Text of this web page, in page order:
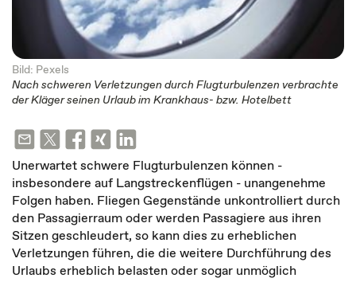
Bild: Pexels
Nach schweren Verletzungen durch Flugturbulenzen verbrachte
der Kläger seinen Urlaub im Krankhaus- bzw. Hotelbett
Unerwartet schwere Flugturbulenzen können -
insbesondere auf Langstreckenflügen - unangenehme
Folgen haben. Fliegen Gegenstände unkontrolliert durch
den Passagierraum oder werden Passagiere aus ihren
Sitzen geschleudert, so kann dies zu erheblichen
Verletzungen führen, die die weitere Durchführung des
Urlaubs erheblich belasten oder sogar unmöglich